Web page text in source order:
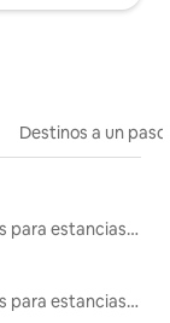
Destinos a un
Alojamientos para estancias largas
Alojamientos para estancias largas